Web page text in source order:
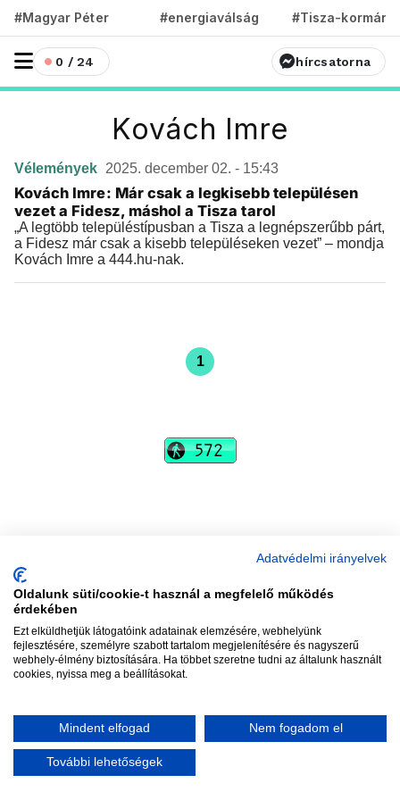
#Magyar Péter #energiaválság #Tisza-kormány
0 / 24 hírcsatorna
Kovách Imre
Vélemények 2025. december 02. - 15:43
Kovách Imre: Már csak a legkisebb településen
vezet a Fidesz, máshol a Tisza tarol
„A legtöbb településtípusban a Tisza a legnépszerűbb párt,
a Fidesz már csak a kisebb településeken vezet” – mondja
Kovách Imre a 444.hu-nak.
1
moderator@vadhajtasok.huAdatvédelmi irányelvek
Oldalunk süti/cookie-t használ a megfelelő működés
érdekében
Ezt elküldhetjük látogatóink adatainak elemzésére, webhelyünk
fejlesztésére, személyre szabott tartalom megjelenítésére és nagyszerű
webhely-élmény biztosítására. Ha többet szeretne tudni az általunk használt
cookies, nyissa meg a beállításokat.
Mindent elfogad Nem fogadom el
További lehetőségek